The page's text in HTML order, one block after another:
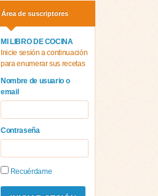
Área de suscriptores
MI LIBRO DE COCINA
Inicie sesión a continuación
para enumerar sus recetas
Nombre de usuario o
email
Contraseña
Recuérdame